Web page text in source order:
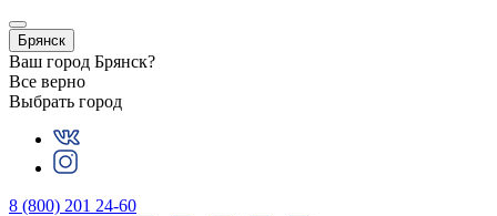
Брянск
Ваш город Брянск?
Все верно
Выбрать город
8 (800) 201 24-60